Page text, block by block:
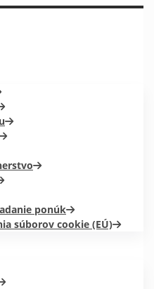
ponúk
súborov cookie (EÚ)